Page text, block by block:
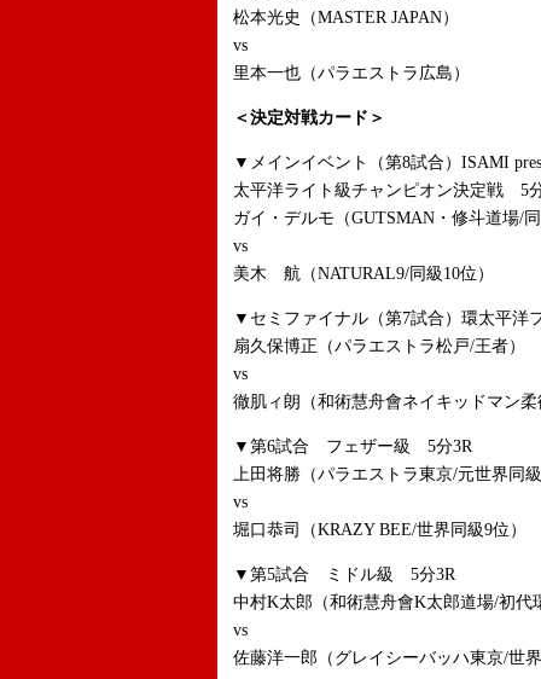
松本光史（MASTER JAPAN）
vs
里本一也（パラエストラ広島）
＜決定対戦カード＞
▼メインイベント（第8試合）ISAMI
太平洋ライト級チャンピオン決定戦 5
ガイ・デルモ（GUTSMAN・修斗道場/
vs
美木 航（NATURAL9/同級10位）
▼セミファイナル（第7試合）環太平
扇久保博正（パラエストラ松戸/王者）
vs
徹肌ィ朗（和術慧舟會ネイキッドマン
▼第6試合 フェザー級 5分3R
上田将勝（パラエストラ東京/元世界同
vs
堀口恭司（KRAZY BEE/世界同級9位）
▼第5試合 ミドル級 5分3R
中村K太郎（和術慧舟會K太郎道場/初代
vs
佐藤洋一郎（グレイシーバッハ東京/世